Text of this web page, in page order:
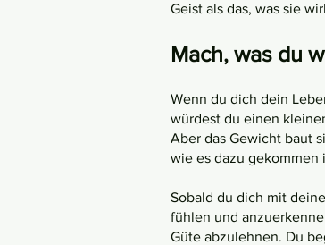
Geist als das, was sie
Mach, was du
Wenn du dich dein
würdest du einen
Aber das Gewicht baut
wie es dazu gekommen
Sobald du dich mit
fühlen und
Güte abzulehnen. Du